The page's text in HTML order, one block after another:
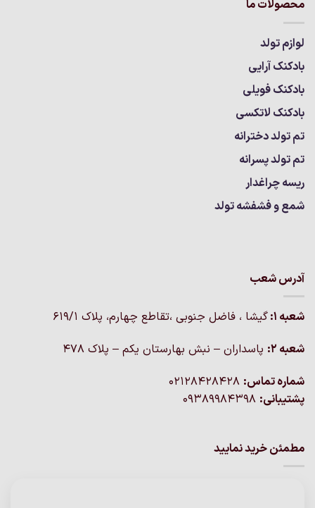
محصولات ما
لوازم تولد
بادکنک آرایی
بادکنک فویلی
بادکنک لاتکسی
تم تولد دخترانه
تم تولد پسرانه
ریسه چراغدار
شمع و فشفشه تولد
آدرس شعب
شعبه 1:
گيشا ، فاضل جنوبی ،تقاطع چهارم، پلاک 619/1
شعبه 2:
پاسداران – نبش بهارستان یکم – پلاک ۴۷۸
شماره تماس:
پشتیبانی:
مطمئن خرید نمایید